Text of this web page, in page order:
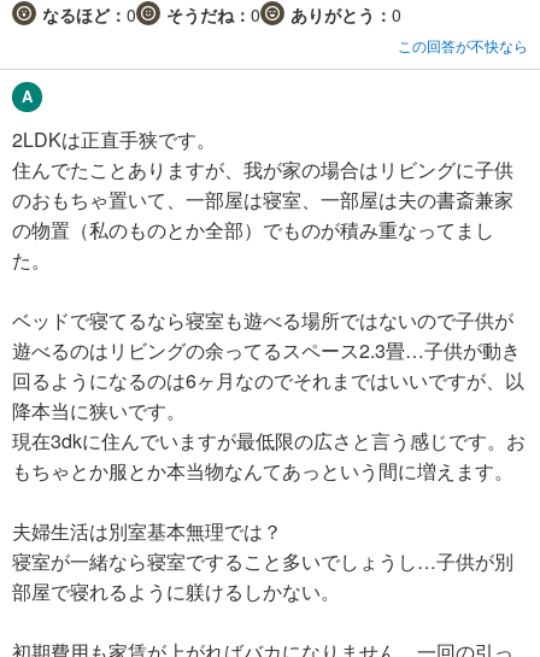
なるほど： 0 そうだね： 0 ありがとう： 0
この回答が不快なら
2LDKは正直手狭です。
住んでたことありますが、我が家の場合はリビングに子供
のおもちゃ置いて、一部屋は寝室、一部屋は夫の書斎兼家
の物置（私のものとか全部）でものが積み重なってまし
た。
ベッドで寝てるなら寝室も遊べる場所ではないので子供が
遊べるのはリビングの余ってるスペース2.3畳…子供が動き
回るようになるのは6ヶ月なのでそれまではいいですが、以
降本当に狭いです。
現在3dkに住んでいますが最低限の広さと言う感じです。お
もちゃとか服とか本当物なんてあっという間に増えます。
夫婦生活は別室基本無理では？
寝室が一緒なら寝室ですること多いでしょうし…子供が別
部屋で寝れるように躾けるしかない。